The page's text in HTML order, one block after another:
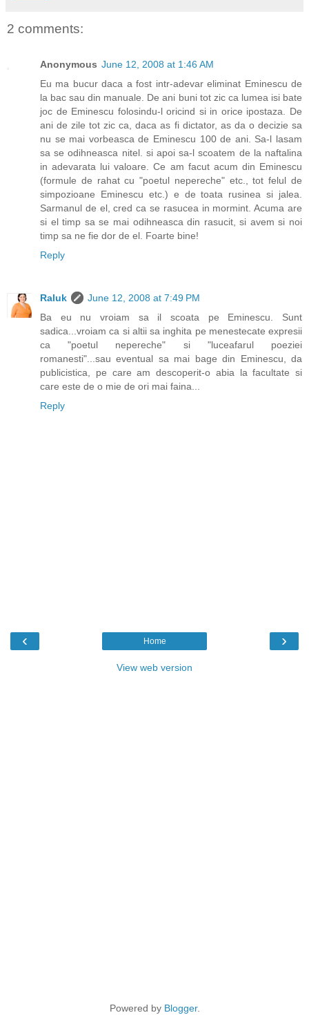
2 comments:
Anonymous June 12, 2008 at 1:46 AM
Eu ma bucur daca a fost intr-adevar eliminat Eminescu de
la bac sau din manuale. De ani buni tot zic ca lumea isi bate
joc de Eminescu folosindu-l oricind si in orice ipostaza. De
ani de zile tot zic ca, daca as fi dictator, as da o decizie sa
nu se mai vorbeasca de Eminescu 100 de ani. Sa-l lasam
sa se odihneasca nitel. si apoi sa-l scoatem de la naftalina
in adevarata lui valoare. Ce am facut acum din Eminescu
(formule de rahat cu "poetul nepereche" etc., tot felul de
simpozioane Eminescu etc.) e de toata rusinea si jalea.
Sarmanul de el, cred ca se rasucea in mormint. Acuma are
si el timp sa se mai odihneasca din rasucit, si avem si noi
timp sa ne fie dor de el. Foarte bine!
Reply
Raluk
June 12, 2008 at 7:49 PM
Ba eu nu vroiam sa il scoata pe Eminescu. Sunt
sadica...vroiam ca si altii sa inghita pe menestecate expresii
ca "poetul nepereche" si "luceafarul poeziei
romanesti"...sau eventual sa mai bage din Eminescu, da
publicistica, pe care am descoperit-o abia la facultate si
care este de o mie de ori mai faina...
Reply
‹ ›
Home
View web version
Powered by Blogger.